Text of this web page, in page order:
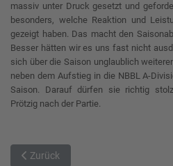
massiv unter Druck gesetzt und
besonders, welche Reaktion und
gezeigt haben. Das macht den
Besser hätten wir es uns fast nicht
sich über die Saison unglaublich
neben dem Aufstieg in die NBBL A-
Saison. Darauf dürfen sie richtig
Prötzig nach der Partie.
Vorheriger Beitrag: Titans 3
Zurück